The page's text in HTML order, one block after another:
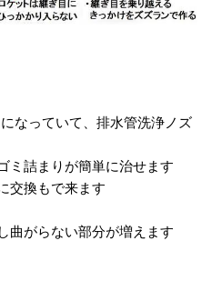
なっていて、排水管洗浄ノズ
ミ詰まりが簡単に治せます
交換もで来ます
曲がらない部分が増えます